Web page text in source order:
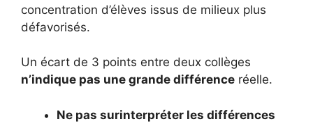
concentration d’élèves issus de milieux plus
défavorisés.
Un écart de 3 points entre deux collèges
n’indique pas une grande différence réelle.
Ne pas surinterpréter les différences